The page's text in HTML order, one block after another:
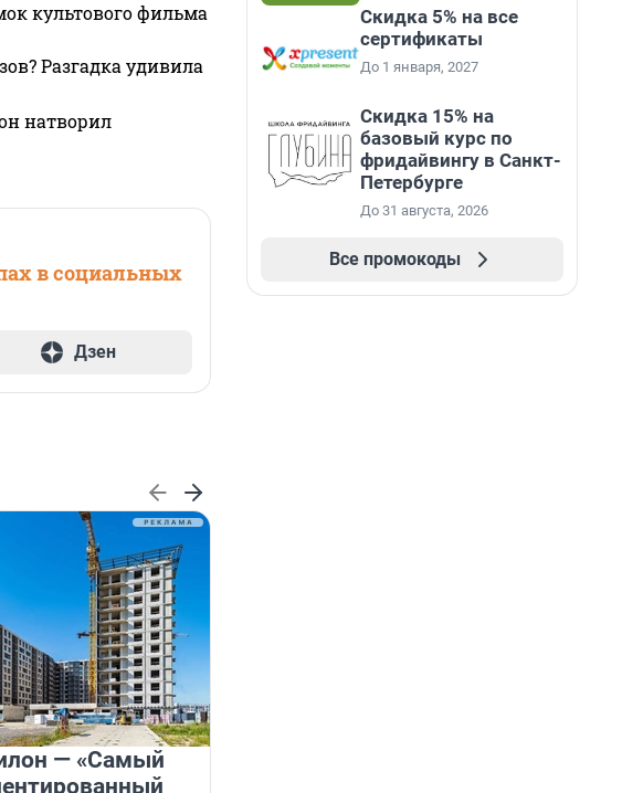
культового фильма
Разгадка удивила
натворил
в социальных
Дзен
— «Самый
Скидка 5% на все
сертификаты
До 1 января, 2027
Скидка 15% на
базовый курс по
фридайвингу в Санкт-
Петербурге
До 31 августа, 2026
Все промокоды